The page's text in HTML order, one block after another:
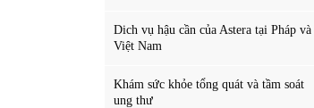
Dich vụ hậu cần của Astera tại Pháp và
Việt Nam
Khám sức khỏe tổng quát và tầm soát
ung thư